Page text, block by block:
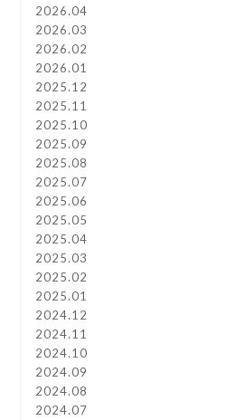
2026.04
2026.03
2026.02
2026.01
2025.12
2025.11
2025.10
2025.09
2025.08
2025.07
2025.06
2025.05
2025.04
2025.03
2025.02
2025.01
2024.12
2024.11
2024.10
2024.09
2024.08
2024.07